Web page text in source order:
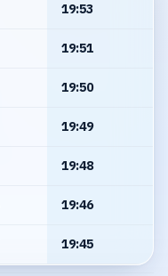
19:53
19:51
19:50
19:49
19:48
19:46
19:45